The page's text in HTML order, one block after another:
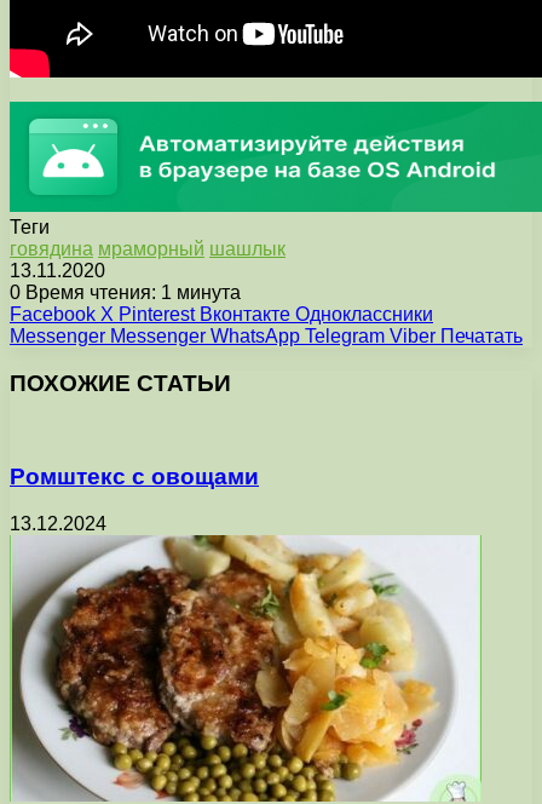
Теги
говядина мраморный шашлык
13.11.2020
0 Время чтения: 1 минута
Facebook X Pinterest Вконтакте Одноклассники
Messenger Messenger WhatsApp Telegram Viber Печатать
ПОХОЖИЕ СТАТЬИ
Ромштекс с овощами
13.12.2024